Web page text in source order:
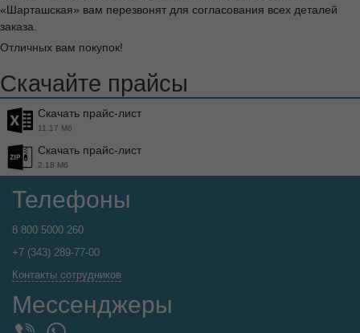
«Шарташская» вам перезвонят для согласования всех деталей
заказа.
Отличных вам покупок!
Скачайте прайсы
Скачать прайс-лист
11.17 Мб
Скачать прайс-лист
2.18 Мб
Телефоны
8 800 5000 260
+7 (343) 289-77-00
Контакты сотрудников
Мессенджеры
WhatsApp